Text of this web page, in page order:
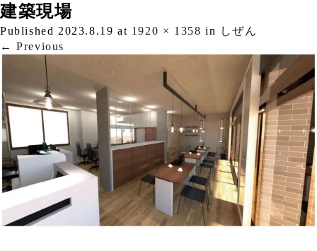
建築現場
Published 2023.8.19 at 1920 × 1358 in
しぜん
← Previous